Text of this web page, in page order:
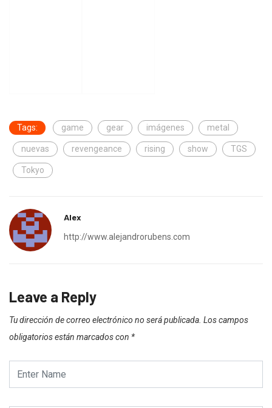
Tags: game gear imágenes metal
nuevas revengeance rising show TGS
Tokyo
Alex
http://www.alejandrorubens.com
Leave a Reply
Tu dirección de correo electrónico no será publicada. Los campos
obligatorios están marcados con *